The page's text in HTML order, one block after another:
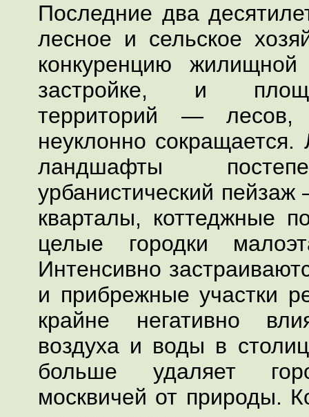
Последние два
лесное и сельское
конкуренцию
застройке, и
территорий —
неуклонно
ландшафты
урбанистический
кварталы, коттеджные
целые городки
Интенсивно
и прибрежные участки
крайне негативно
воздуха и воды в
больше удаляет
москвичей от природы.